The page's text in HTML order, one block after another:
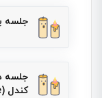
جلسه
جلسه
کندل (baby candle)